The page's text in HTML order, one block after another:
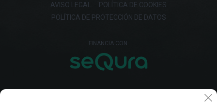
AVISO LEGAL
POLÍTICA DE COOKIES
POLÍTICA DE PROTECCIÓN DE DATOS
FINANCIA CON: